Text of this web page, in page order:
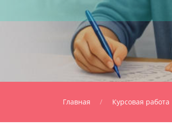
Главная Курсовая работа